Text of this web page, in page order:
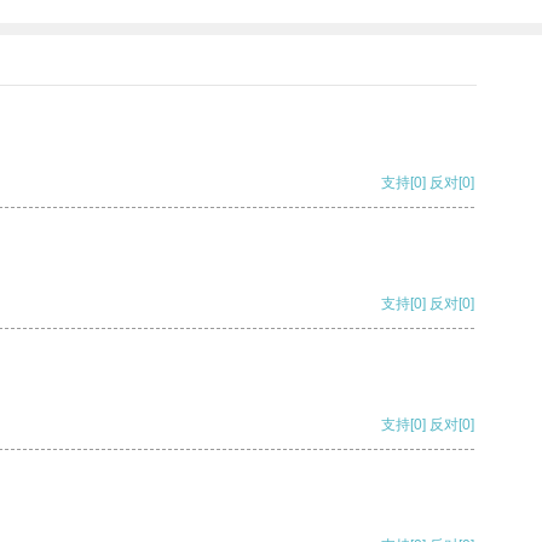
支持[0] 反对[0]
支持[0] 反对[0]
支持[0] 反对[0]